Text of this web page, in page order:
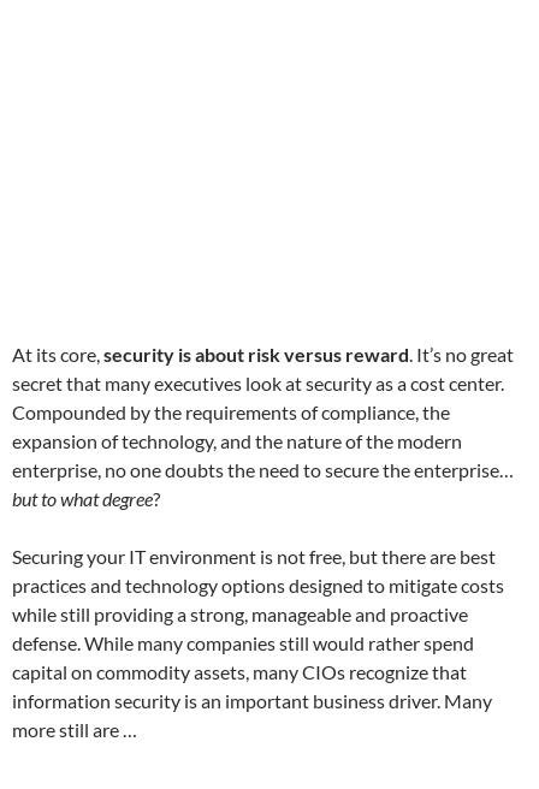
At its core,security is about risk versus reward. It’s no great
secret that many executives look at security as a cost center.
Compounded by the requirements of compliance, the
expansion of technology, and the nature of the modern
enterprise, no one doubts the need to secure the enterprise…
but to what degree?
Securing your IT environment is not free, but there are best
practices and technology options designed to mitigate costs
while still providing a strong, manageable and proactive
defense. While many companies still would rather spend
capital on commodity assets, many CIOs recognize that
information security is an important business driver. Many
more still are …